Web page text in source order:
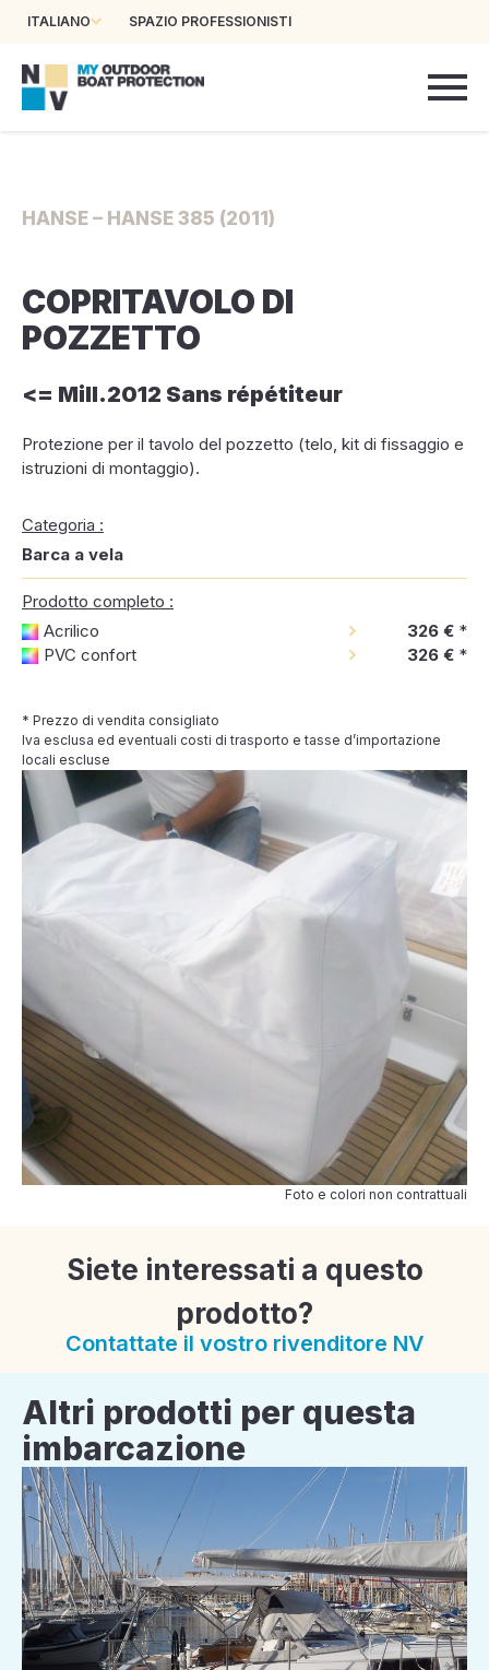
ITALIANO SPAZIO PROFESSIONISTI
HANSE – HANSE 385 (2011)
COPRITAVOLO DI
POZZETTO
<= Mill.2012 Sans répétiteur
Protezione per il tavolo del pozzetto (telo, kit di fissaggio e
istruzioni di montaggio).
Categoria :
Barca a vela
Prodotto completo :
Acrilico
326 € *
PVC confort
326 € *
* Prezzo di vendita consigliato
Iva esclusa ed eventuali costi di trasporto e tasse d’importazione
locali escluse
Foto e colori non contrattuali
Siete interessati a questo
prodotto?
Contattate il vostro rivenditore NV
Altri prodotti per questa
imbarcazione